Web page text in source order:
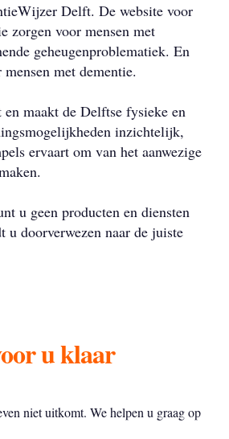
Delft. De website voor
zorgen voor mensen met
geheugenproblematiek. En
met dementie.
maakt de Delftse fysieke en
inzichtelijk,
ervaart om van het aanwezige
u geen producten en diensten
u doorverwezen naar de juiste
u klaar
niet uitkomt. We helpen u graag op